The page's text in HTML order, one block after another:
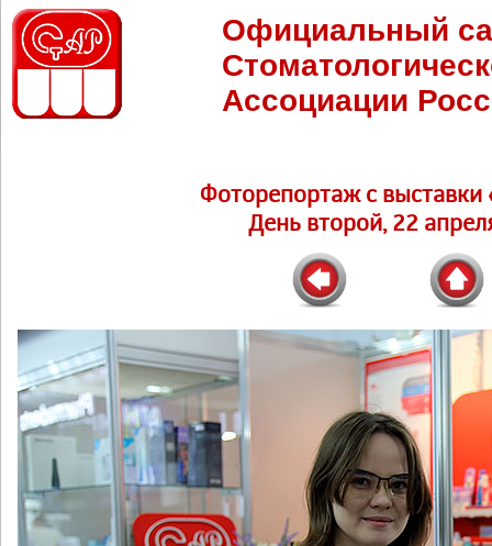
Официальный
Ассоциации
Фоторепортаж c выставки
День второй, 22